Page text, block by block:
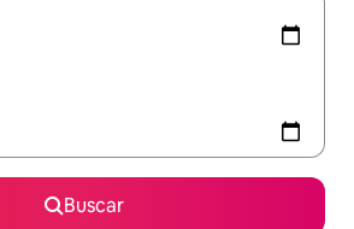
Buscar